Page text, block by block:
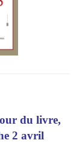
du livre,
2 avril